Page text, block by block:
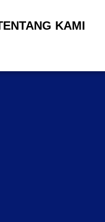
KAMI